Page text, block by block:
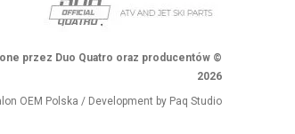
przez Duo Quatro oraz producentów ©
2026
OEM Polska / Development by Paq Studio